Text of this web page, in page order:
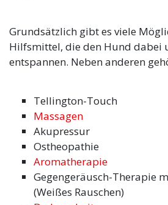
Grundsätzlich gibt es viele
Hilfsmittel, die den Hund dabei
entspannen. Neben anderen
Tellington-Touch
Massagen
Akupressur
Ostheopathie
Aromatherapie
Gegengeräusch-Therapie
(Weißes Rauschen)